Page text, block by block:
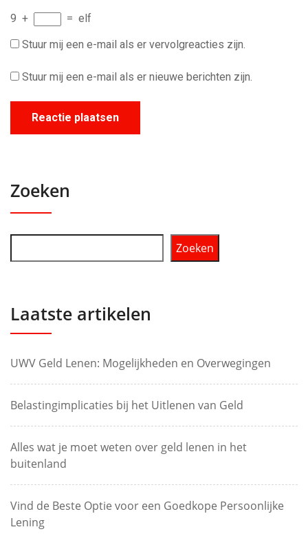
9 + = elf
Stuur mij een e-mail als er vervolgreacties zijn.
Stuur mij een e-mail als er nieuwe berichten zijn.
Zoeken
Zoeken
Laatste artikelen
UWV Geld Lenen: Mogelijkheden en Overwegingen
Belastingimplicaties bij het Uitlenen van Geld
Alles wat je moet weten over geld lenen in het
buitenland
Vind de Beste Optie voor een Goedkope Persoonlijke
Lening